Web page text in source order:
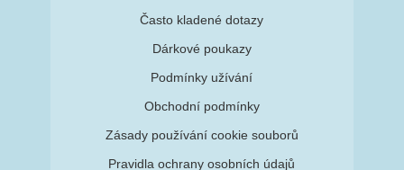
Podmínky užívání
Obchodní podmínky
Zásady používání cookie souborů
Pravidla ochrany osobních údajů
Partneři